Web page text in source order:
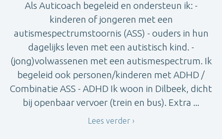
Als Auticoach begeleid en ondersteun ik: -
kinderen of jongeren met een
autismespectrumstoornis (ASS) - ouders in hun
dagelijks leven met een autistisch kind. -
(jong)volwassenen met een autismespectrum. Ik
begeleid ook personen/kinderen met ADHD /
Combinatie ASS - ADHD Ik woon in Dilbeek, dicht
bij openbaar vervoer (trein en bus). Extra ...
Lees verder